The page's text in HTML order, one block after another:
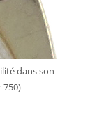
dans son
750)